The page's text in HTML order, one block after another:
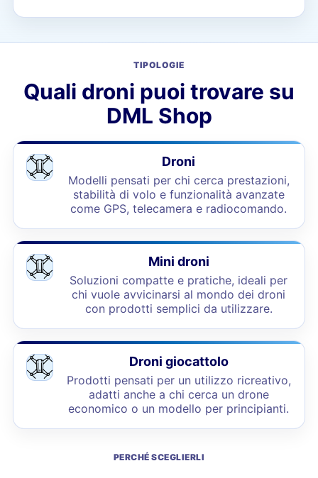
TIPOLOGIE
Quali droni puoi trovare su
DML Shop
Droni
Modelli pensati per chi cerca prestazioni,
stabilità di volo e funzionalità avanzate
come GPS, telecamera e radiocomando.
Mini droni
Soluzioni compatte e pratiche, ideali per
chi vuole avvicinarsi al mondo dei droni
con prodotti semplici da utilizzare.
Droni giocattolo
Prodotti pensati per un utilizzo ricreativo,
adatti anche a chi cerca un drone
economico o un modello per principianti.
PERCHÉ SCEGLIERLI